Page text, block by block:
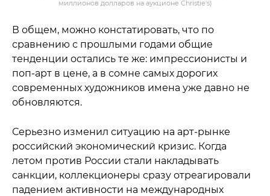
миллионов долларов на аукционе Christie's)
В общем, можно констатировать, что по
сравнению с прошлыми годами общие
тенденции остались те же: импрессионисты и
поп-арт в цене, а в сомне самых дорогих
современных художников имена уже давно не
обновляются.
Серьезно изменил ситуацию на арт-рынке
российский экономический кризис. Когда
летом против России стали накладывать
санкции, коллекционеры сразу отреагировали
падением активности на международных